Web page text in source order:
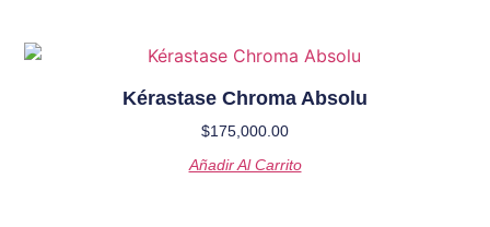
Kérastase Chroma Absolu
$175,000.00
Añadir Al Carrito